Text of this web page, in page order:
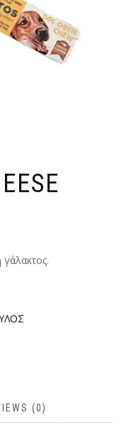
γάλακτος.
(0)